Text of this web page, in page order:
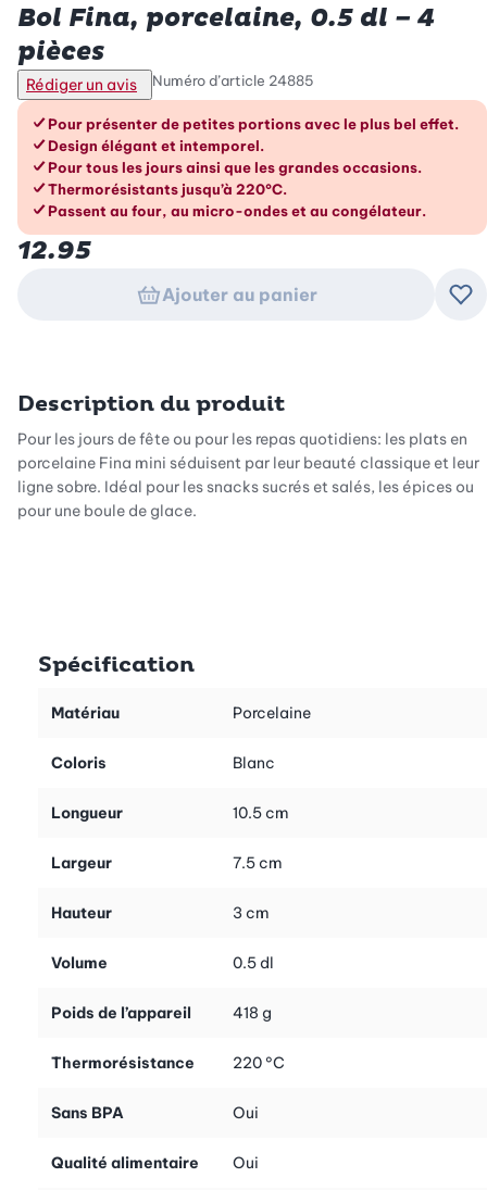
Bol Fina, porcelaine, 0.5 dl – 4
pièces
Rédiger un avis Numéro d’article 24885
Les avantages en un coup d’œil
Pour présenter de petites portions avec le plus bel effet.
Design élégant et intemporel.
Pour tous les jours ainsi que les grandes occasions.
Thermorésistants jusqu’à 220°C.
Passent au four, au micro-ondes et au congélateur.
12.95
Ajouter au panier
Description du produit
Pour les jours de fête ou pour les repas quotidiens: les plats en
porcelaine Fina mini séduisent par leur beauté classique et leur
ligne sobre. Idéal pour les snacks sucrés et salés, les épices ou
pour une boule de glace.
Spécification
Matériau Porcelaine
Coloris Blanc
Longueur 10.5 cm
Largeur 7.5 cm
Hauteur 3 cm
Volume 0.5 dl
Poids de l’appareil 418 g
Thermorésistance 220 °C
Sans BPA Oui
Qualité alimentaire Oui